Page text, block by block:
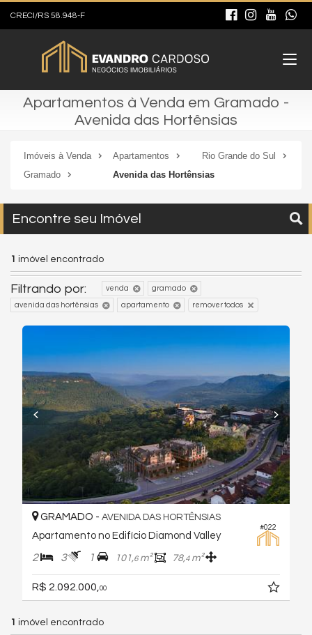
CRECI/RS 58.948-F
Apartamentos à Venda em Gramado -
Avenida das Hortênsias
Imóveis à Venda Apartamentos
Rio Grande do Sul
Gramado
Avenida das Hortênsias
Encontre seu Imóvel
1 imóvel encontrado
Filtrando por: venda gramado
avenida das hortênsias apartamento remover todos
#022
GRAMADO - AVENIDA DAS HORTÊNSIAS
Apartamento no Edifício Diamond Valley
2 3 1 101,6m² 78,4m²
R$ 2.092.000, 00
1 imóvel encontrado